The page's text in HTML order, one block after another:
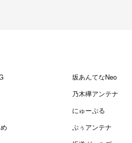
坂あんてなNeo
乃木欅アンテナ
にゅーぷる
ぷぅアンテナ